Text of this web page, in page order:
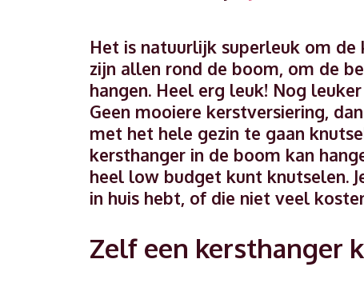
Het is natuurlijk superleuk om
zijn allen rond de boom, om de
hangen. Heel erg leuk! Nog
Geen mooiere kerstversiering,
met het hele gezin te gaan
kersthanger in de boom kan
heel low budget kunt knutselen.
in huis hebt, of die niet veel
Zelf een kersthanger